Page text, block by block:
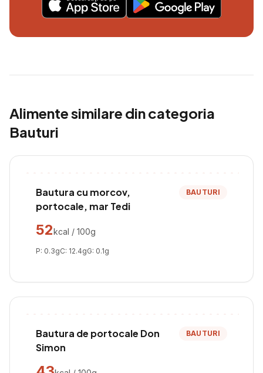
Alimente similare din categoria
Bauturi
Bautura cu morcov,
portocale, mar Tedi
BAUTURI
52kcal / 100g
P: 0.3gC: 12.4gG: 0.1g
Bautura de portocale Don
Simon
BAUTURI